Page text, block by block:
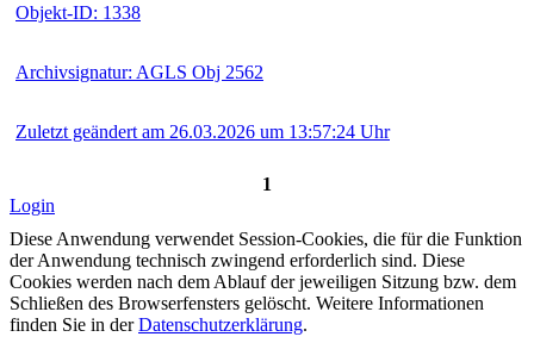
Objekt-ID: 1338
Archivsignatur: AGLS Obj 2562
Zuletzt geändert am 26.03.2026 um 13:57:24 Uhr
1
Login
Diese Anwendung verwendet Session-Cookies, die für die Funktion
der Anwendung technisch zwingend erforderlich sind. Diese
Cookies werden nach dem Ablauf der jeweiligen Sitzung bzw. dem
Schließen des Browserfensters gelöscht. Weitere Informationen
finden Sie in derDatenschutzerklärung.